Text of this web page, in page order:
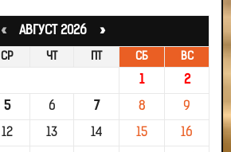
«АВГУСТ 2026 »
СР ЧТ ПТ СБ ВС
1 2
5 6 7 8 9
12 13 14 15 16